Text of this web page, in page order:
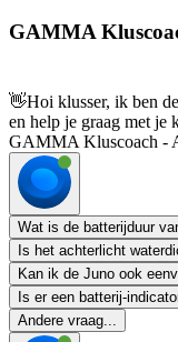
GAMMA
👋Hoi klusser, ik ben
en help je graag met je
GAMMA Kluscoach -
Wat is de batterijduur
Is het achterlicht
Kan ik de Juno ook
Is er een batterij-
Andere vraag...